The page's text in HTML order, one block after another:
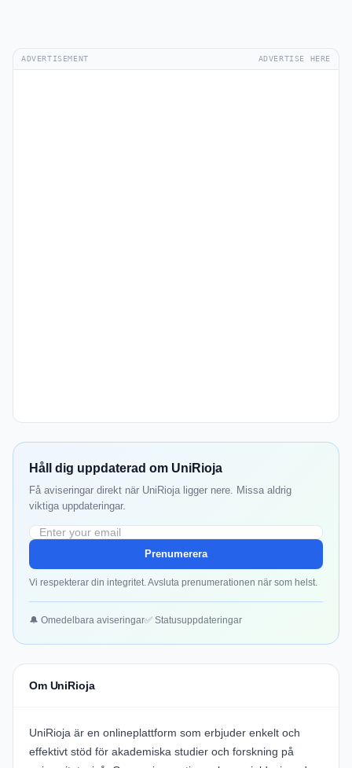
ADVERTISEMENT ADVERTISE HERE
Håll dig uppdaterad om UniRioja
Få aviseringar direkt när UniRioja ligger nere. Missa aldrig
viktiga uppdateringar.
Prenumerera
Vi respekterar din integritet. Avsluta prenumerationen när som helst.
🔔 Omedelbara aviseringar✅ Statusuppdateringar
Om UniRioja
UniRioja är en onlineplattform som erbjuder enkelt och
effektivt stöd för akademiska studier och forskning på